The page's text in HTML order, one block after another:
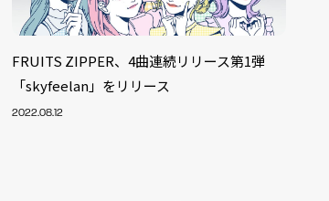
FRUITS ZIPPER、4曲連続リリース第1弾
「skyfeelan」をリリース
2022.08.12